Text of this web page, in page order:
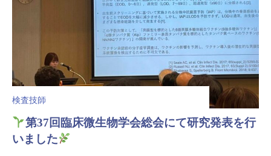
検査技師
第37回臨床微生物学会総会にて研究発表を行
いました